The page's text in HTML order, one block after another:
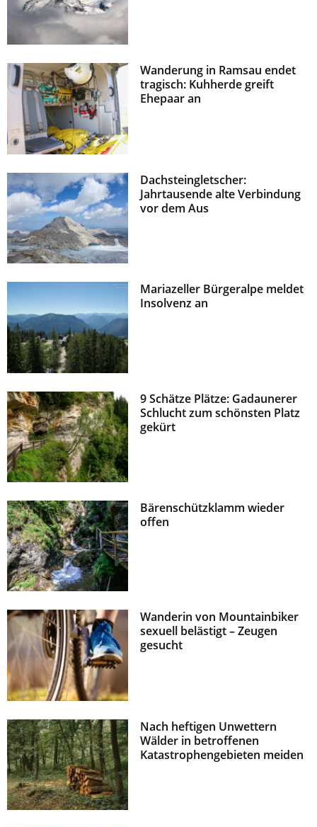
Wanderung in Ramsau endet
tragisch: Kuhherde greift
Ehepaar an
Dachsteingletscher:
Jahrtausende alte Verbindung
vor dem Aus
Mariazeller Bürgeralpe meldet
Insolvenz an
9 Schätze Plätze: Gadaunerer
Schlucht zum schönsten Platz
gekürt
Bärenschützklamm wieder
offen
Wanderin von Mountainbiker
sexuell belästigt – Zeugen
gesucht
Nach heftigen Unwettern
Wälder in betroffenen
Katastrophengebieten meiden